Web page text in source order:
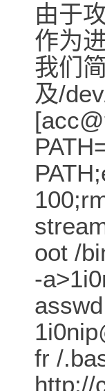
由于
作为
我们
及/
oot /
-
fr /
http://